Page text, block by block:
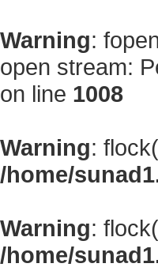
Warning:
open stream:
on line 1008
Warning:
/home/
Warning:
/home/